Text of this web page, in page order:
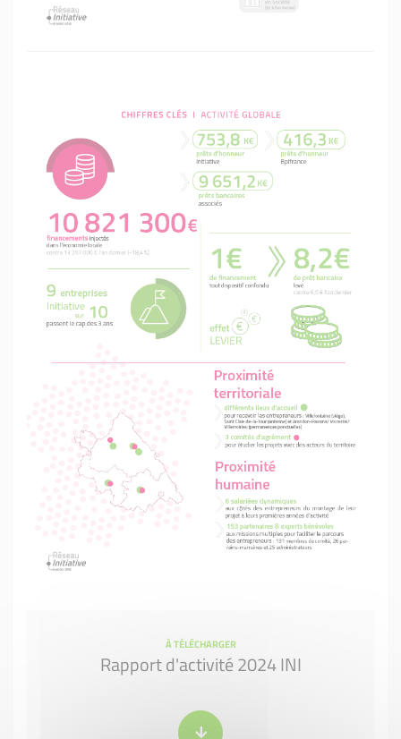
À TÉLÉCHARGER
Rapport d'activité 2024 INI